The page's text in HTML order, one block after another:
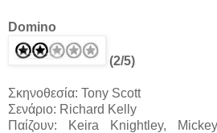
Domino
(2/5)
Σκηνοθεσία: Tony Scott
Σενάριο: Richard Kelly
Παίζουν: Keira Knightley,